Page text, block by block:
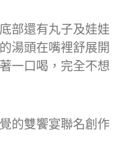
部還有丸子及娃娃
湯頭在嘴裡舒展開
一口喝，完全不想
的雙饗宴聯名創作